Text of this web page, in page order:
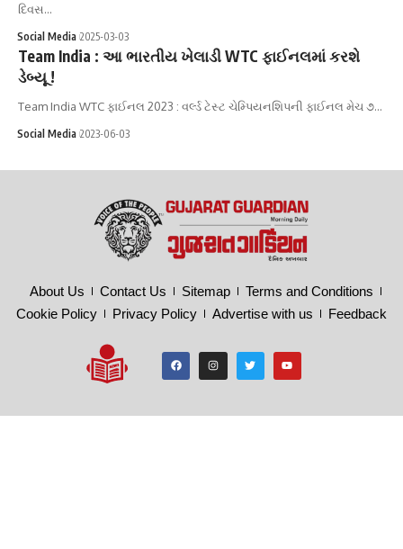
દિવસ…
Social Media 2025-03-03
Team India : આ ભારતીય ખેલાડી WTC ફાઈનલમાં કરશે
ડેબ્યૂ !
Team India WTC ફાઈનલ 2023 : વર્લ્ડ ટેસ્ટ ચેમ્પિયનશિપની ફાઈનલ મેચ ૭…
Social Media 2023-06-03
About Us Contact Us Sitemap
Terms and Conditions
Cookie Policy
Privacy Policy Advertise with us Feedback